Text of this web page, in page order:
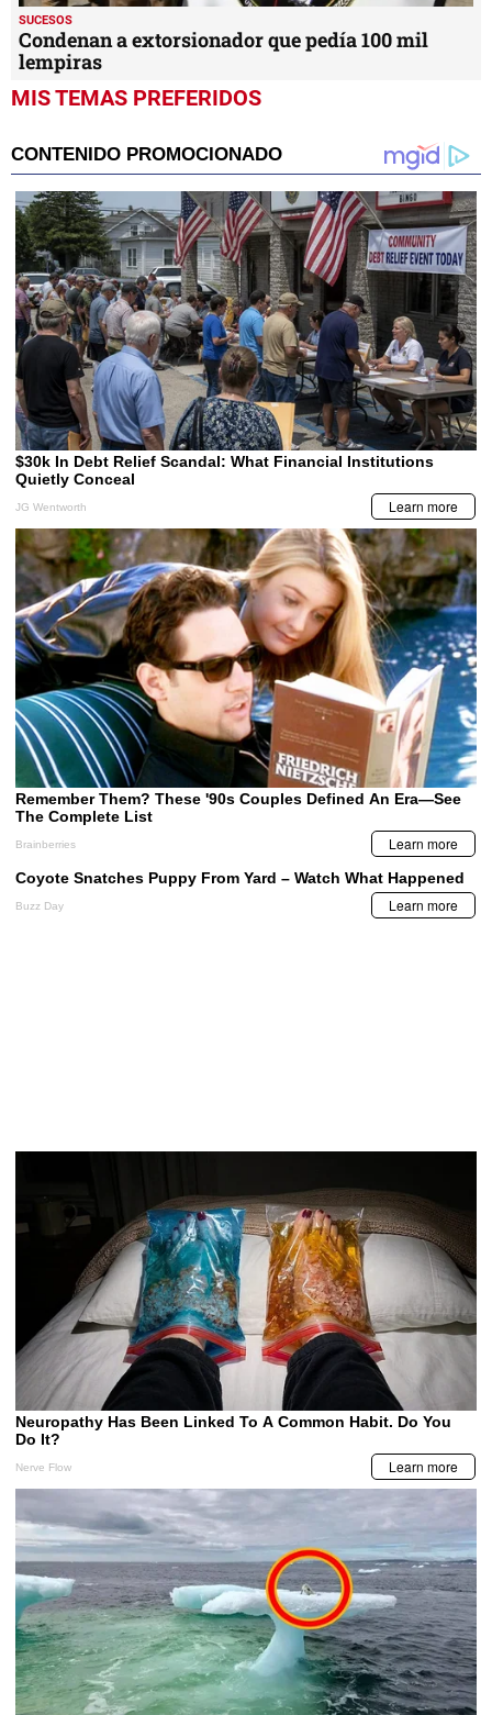
SUCESOS
Condenan a extorsionador que pedía 100 mil
lempiras
MIS TEMAS PREFERIDOS